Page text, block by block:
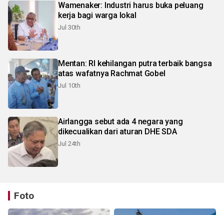
Wamenaker: Industri harus buka peluang
kerja bagi warga lokal
Jul 30th
Mentan: RI kehilangan putra terbaik bangsa
atas wafatnya Rachmat Gobel
Jul 10th
Airlangga sebut ada 4 negara yang
dikecualikan dari aturan DHE SDA
Jul 24th
Foto